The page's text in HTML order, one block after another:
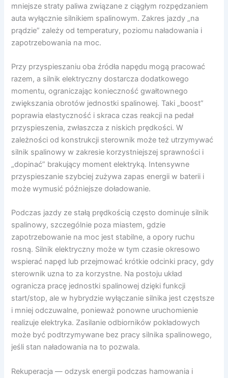
mniejsze straty paliwa związane z ciągłym rozpędzaniem
auta wyłącznie silnikiem spalinowym. Zakres jazdy „na
prądzie” zależy od temperatury, poziomu naładowania i
zapotrzebowania na moc.
Przy przyspieszaniu oba źródła napędu mogą pracować
razem, a silnik elektryczny dostarcza dodatkowego
momentu, ograniczając konieczność gwałtownego
zwiększania obrotów jednostki spalinowej. Taki „boost”
poprawia elastyczność i skraca czas reakcji na pedał
przyspieszenia, zwłaszcza z niskich prędkości. W
zależności od konstrukcji sterownik może też utrzymywać
silnik spalinowy w zakresie korzystniejszej sprawności i
„dopinać” brakujący moment elektryką. Intensywne
przyspieszanie szybciej zużywa zapas energii w baterii i
może wymusić późniejsze doładowanie.
Podczas jazdy ze stałą prędkością często dominuje silnik
spalinowy, szczególnie poza miastem, gdzie
zapotrzebowanie na moc jest stabilne, a opory ruchu
rosną. Silnik elektryczny może w tym czasie okresowo
wspierać napęd lub przejmować krótkie odcinki pracy, gdy
sterownik uzna to za korzystne. Na postoju układ
ogranicza pracę jednostki spalinowej dzięki funkcji
start/stop, ale w hybrydzie wyłączanie silnika jest częstsze
i mniej odczuwalne, ponieważ ponowne uruchomienie
realizuje elektryka. Zasilanie odbiorników pokładowych
może być podtrzymywane bez pracy silnika spalinowego,
jeśli stan naładowania na to pozwala.
Rekuperacja — odzysk energii podczas hamowania i